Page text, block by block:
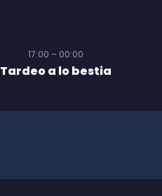
17:00 – 00:00
Tardeo a lo bestia